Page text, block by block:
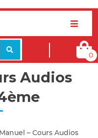
0
Audios
Manuel – Cours Audios